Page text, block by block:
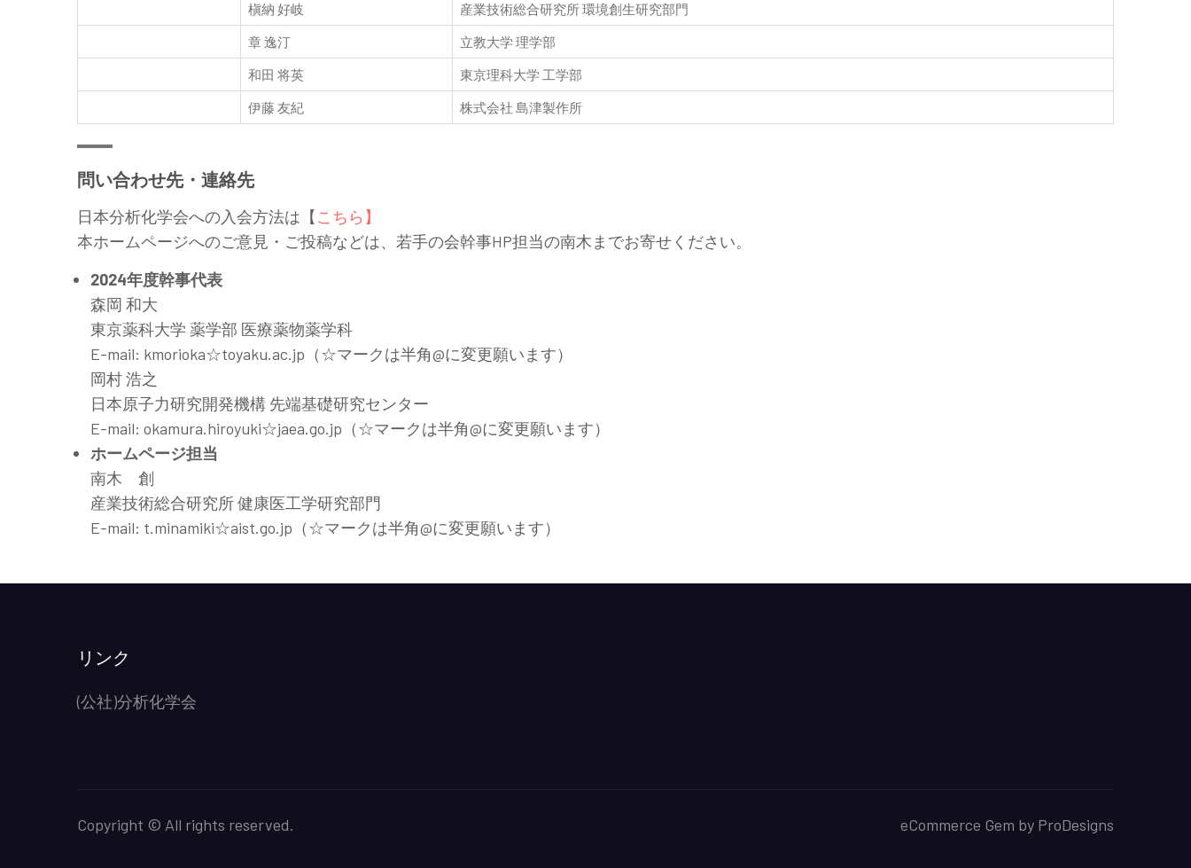
槇納 好岐 産業技術総合研究所 環境創生研究部門
章 逸汀 立教大学 理学部
和田 将英 東京理科大学 工学部
伊藤 友紀 株式会社 島津製作所
問い合わせ先・連絡先
日本分析化学会への入会方法は【こちら】
本ホームページへのご意見・ご投稿などは、若手の会幹事HP担当の南木までお寄せください。
2024年度幹事代表
森岡 和大
東京薬科大学 薬学部 医療薬物薬学科
E-mail: kmorioka☆toyaku.ac.jp（☆マークは半角@に変更願います）
岡村 浩之
日本原子力研究開発機構 先端基礎研究センター
E-mail: okamura.hiroyuki☆jaea.go.jp（☆マークは半角@に変更願います）
ホームページ担当
南木 創
産業技術総合研究所 健康医工学研究部門
E-mail: t.minamiki☆aist.go.jp（☆マークは半角@に変更願います）
リンク
(公社)分析化学会
Copyright © All rights reserved. eCommerce Gem by ProDesigns